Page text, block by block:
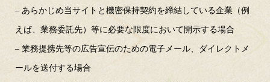
– あらかじめ当サイトと機密保持契約を締結している企業（例
えば、業務委託先）等に必要な限度において開示する場合
– 業務提携先等の広告宣伝のための電子メール、ダイレクトメ
ールを送付する場合